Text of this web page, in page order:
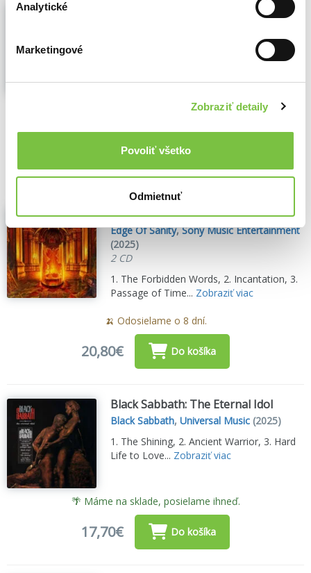
Analytické
Marketingové
Zobraziť detaily
Povoliť všetko
Odmietnuť
Judas Priest: Invincible Shield LP
Štúdiový album od metalových ikon Judas
🍌 Dodanie môže trvať viac ako 30 dní
Edge Of Sanity: Crimson II
Edge Of Sanity,Sony Music Entertainment
(2025)
2 CD
1. The Forbidden Words, 2. Incantation, 3.
Passage of Time... Zobraziť viac
🍌 Odosielame o 8 dní.
20,80€ Do košíka
Black Sabbath: The Eternal Idol
Black Sabbath,Universal Music (2025)
1. The Shining, 2. Ancient Warrior, 3. Hard
Life to Love... Zobraziť viac
🌴 Máme na sklade, posielame ihneď.
17,70€ Do košíka